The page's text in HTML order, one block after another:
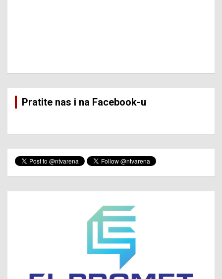
Pratite nas i na Facebook-u